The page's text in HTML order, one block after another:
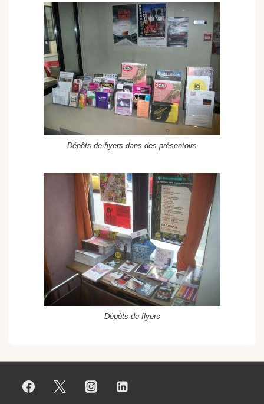
Dépôts de flyers dans des présentoirs
Dépôts de flyers